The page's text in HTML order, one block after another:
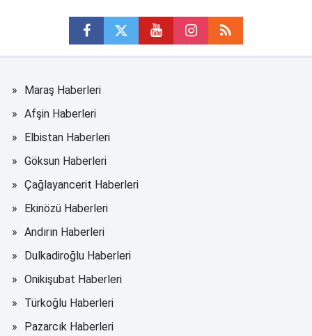
Maraş Haberleri
Afşin Haberleri
Elbistan Haberleri
Göksun Haberleri
Çağlayancerit Haberleri
Ekinözü Haberleri
Andırın Haberleri
Dulkadiroğlu Haberleri
Onikişubat Haberleri
Türkoğlu Haberleri
Pazarcık Haberleri